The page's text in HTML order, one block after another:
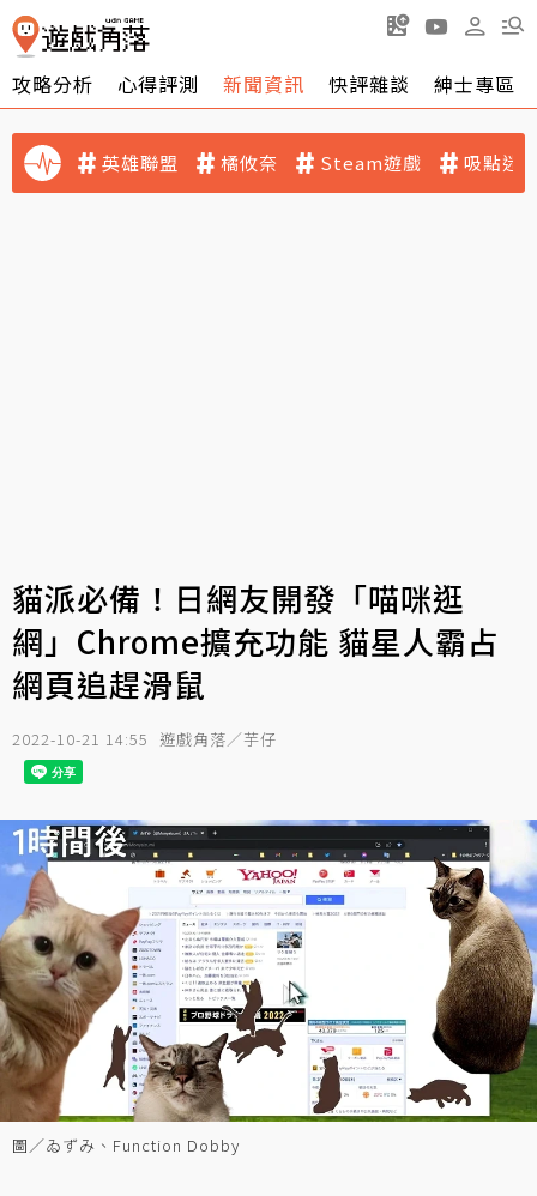
攻略分析 心得評測 新聞資訊 快評雜談 紳士專區
英雄聯盟 橘攸奈 Steam遊戲 吸點迷
貓派必備！日網友開發「喵咪逛
網」Chrome擴充功能 貓星人霸占
網頁追趕滑鼠
2022-10-21 14:55 遊戲角落／芋仔
圖／ゐずみ、Function Dobby